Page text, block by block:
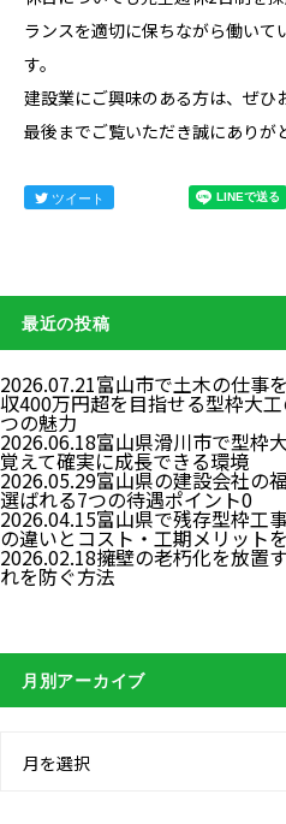
ランスを適切に保ちながら働いて
す。
建設業にご興味のある方は、ぜひ
最後までご覧いただき誠にありが
ツイート
最近の投稿
2026.07.21富山市で土木の仕事
収400万円超を目指せる型枠大
つの魅力
2026.06.18富山県滑川市で型枠
覚えて確実に成長できる環境
2026.05.29富山県の建設会社の
選ばれる7つの待遇ポイント0
2026.04.15富山県で残存型枠工
の違いとコスト・工期メリット
2026.02.18擁壁の老朽化を放置
れを防ぐ方法
月別アーカイブ
月を選択